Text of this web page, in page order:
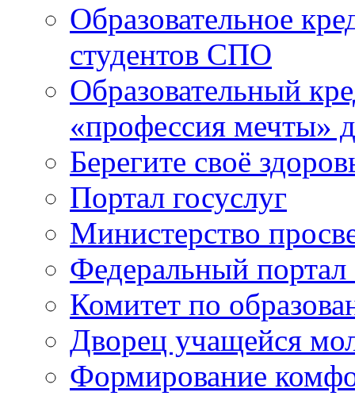
Образовательное
студентов СПО
Образовательный
«профессия мечты»
Берегите своё
Портал госуслуг
Министерство
Федеральный портал
Комитет по
Дворец учащейся
Формирование